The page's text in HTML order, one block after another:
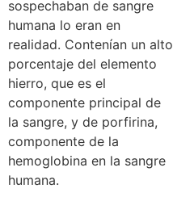
sospechaban de sangre
humana lo eran en
realidad. Contenían un alto
porcentaje del elemento
hierro, que es el
componente principal de
la sangre, y de porfirina,
componente de la
hemoglobina en la sangre
humana.